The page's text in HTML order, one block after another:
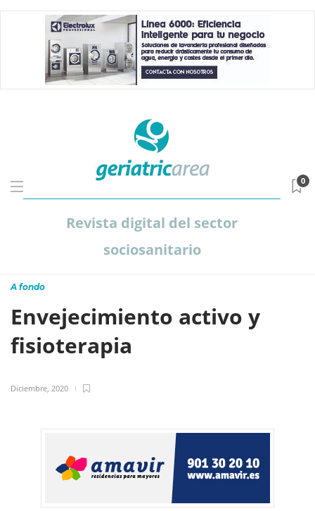
Revista digital del sector
sociosanitario
0
A fondo
Envejecimiento activo y
fisioterapia
Diciembre, 2020